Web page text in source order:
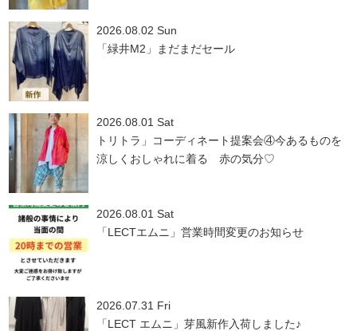
2026.08.02 Sun
「緑井M2」まだまだセール
2026.08.01 Sat
トリトラ」コーディネート提案会④今あるものを
涼しくおしゃれに着る 赤の気分♡
2026.08.01 Sat
「LECTエムニ」営業時間変更のお知らせ
2026.07.31 Fri
「LECT エムニ」芽風新作入荷しました♪